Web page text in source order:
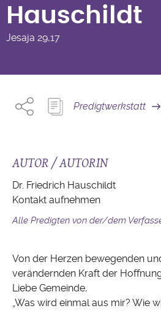
Hauschildt
Jesaja 29,17
Predigtwerkstatt
AUTOR / AUTORIN
Dr. Friedrich Hauschildt
Kontakt aufnehmen
Alle Predigten von der/dem
Von der Herzen bewegenden
verändernden Kraft der
Liebe Gemeinde,
„Was wird einmal aus mir? Wie